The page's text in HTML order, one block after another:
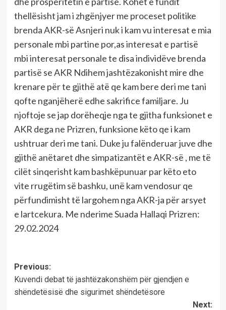
thellësisht jam i zhgënjyer me proceset politike
brenda AKR-së Asnjeri nuk i kam vu interesat e mia
personale mbi partine por,as interesat e partisë
mbi interesat personale te disa individëve brenda
partisë se AKR Ndihem jashtëzakonisht mire dhe
krenare për te gjithë atë qe kam bere deri me tani
qofte nganjëherë edhe sakrifice familjare. Ju
njoftoje se jap dorëheqje nga te gjitha funksionet e
AKR dega ne Prizren, funksione këto qe i kam
ushtruar deri me tani. Duke ju falënderuar juve dhe
gjithë anëtaret dhe simpatizantët e AKR-së , me të
cilët sinqerisht kam bashkëpunuar par këto eto
vite rrugëtim së bashku, unë kam vendosur qe
përfundimisht të largohem nga AKR-ja për arsyet
e lartcekura. Me nderime Suada Hallaqi Prizren:
29.02.2024
Post
navigation
Previous:
Kuvendi debat të jashtëzakonshëm për gjendjen e
shëndetësisë dhe sigurimet shëndetësore
Next: